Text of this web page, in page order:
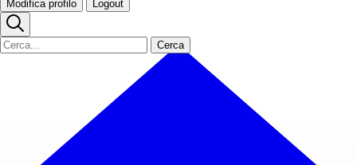
Modifica profilo Logout
Cerca